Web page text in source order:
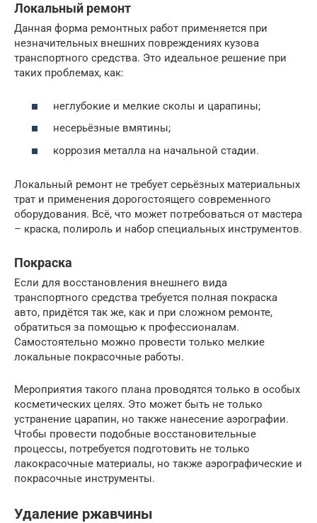
Локальный ремонт
Данная форма ремонтных работ применяется при
незначительных внешних повреждениях кузова
транспортного средства. Это идеальное решение при
таких проблемах, как:
неглубокие и мелкие сколы и царапины;
несерьёзные вмятины;
коррозия металла на начальной стадии.
Локальный ремонт не требует серьёзных материальных
трат и применения дорогостоящего современного
оборудования. Всё, что может потребоваться от мастера
– краска, полироль и набор специальных инструментов.
Покраска
Если для восстановления внешнего вида
транспортного средства требуется полная покраска
авто, придётся так же, как и при сложном ремонте,
обратиться за помощью к профессионалам.
Самостоятельно можно провести только мелкие
локальные покрасочные работы.
Мероприятия такого плана проводятся только в особых
косметических целях. Это может быть не только
устранение царапин, но также нанесение аэрографии.
Чтобы провести подобные восстановительные
процессы, потребуется подготовить не только
лакокрасочные материалы, но также аэрографические и
покрасочные инструменты.
Удаление ржавчины